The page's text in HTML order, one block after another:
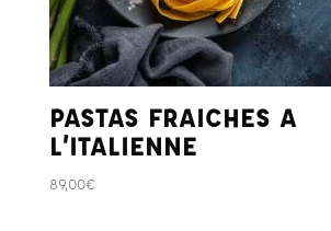
PASTAS FRAICHES A
L’ITALIENNE
89,00€